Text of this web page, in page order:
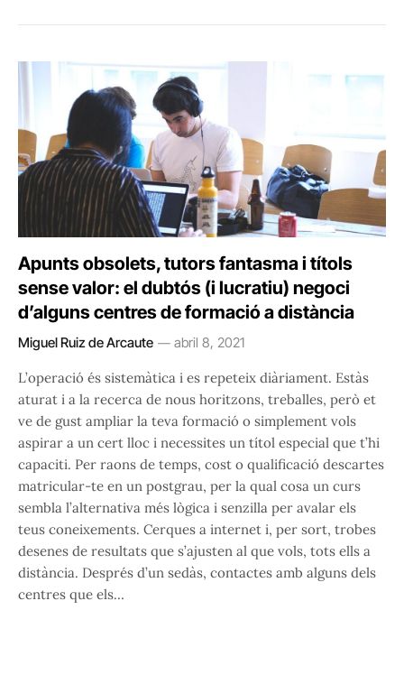
Apunts obsolets, tutors fantasma i títols
sense valor: el dubtós (i lucratiu) negoci
d’alguns centres de formació a distància
Miguel Ruiz de Arcaute abril 8, 2021
L’operació és sistemàtica i es repeteix diàriament. Estàs
aturat i a la recerca de nous horitzons, treballes, però et
ve de gust ampliar la teva formació o simplement vols
aspirar a un cert lloc i necessites un títol especial que t’hi
capaciti. Per raons de temps, cost o qualificació descartes
matricular-te en un postgrau, per la qual cosa un curs
sembla l’alternativa més lògica i senzilla per avalar els
teus coneixements. Cerques a internet i, per sort, trobes
desenes de resultats que s’ajusten al que vols, tots ells a
distància. Després d’un sedàs, contactes amb alguns dels
centres que els…